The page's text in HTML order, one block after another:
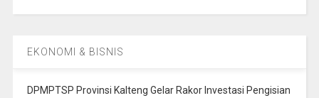
EKONOMI & BISNIS
DPMPTSP Provinsi Kalteng Gelar Rakor Investasi Pengisian